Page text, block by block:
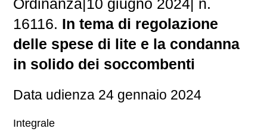
Ordinanza|10 giugno 2024| n.
16116. In tema di regolazione
delle spese di lite e la condanna
in solido dei soccombenti
Data udienza 24 gennaio 2024
Integrale